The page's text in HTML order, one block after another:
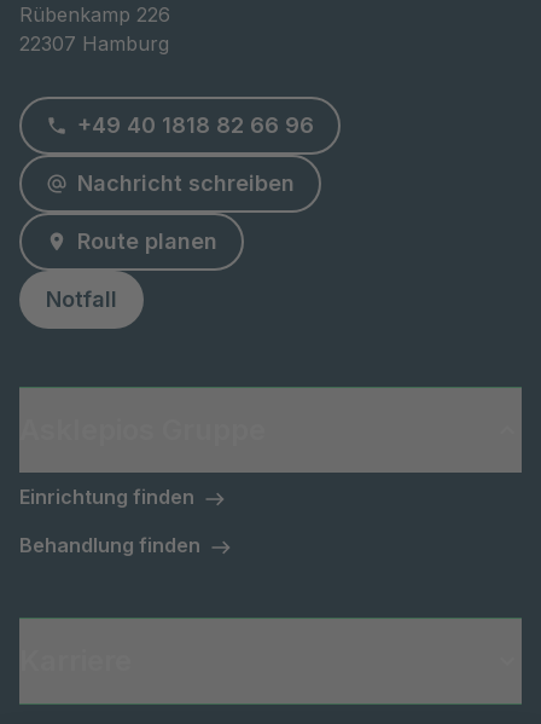
Rübenkamp 226
22307 Hamburg
+49 40 1818 82 66 96
Nachricht schreiben
Route planen
Notfall
Einrichtung finden
Behandlung finden